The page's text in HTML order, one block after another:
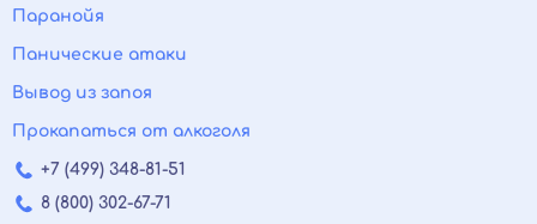
Паранойя
Панические атаки
Вывод из запоя
Прокапаться от алкоголя
+7 (499) 348-81-51
8 (800) 302-67-71